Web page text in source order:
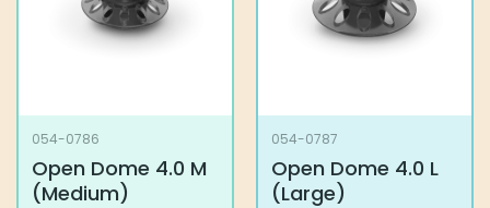
054-0786
Open Dome 4.0 M
(Medium)
054-0787
Open Dome 4.0 L
(Large)